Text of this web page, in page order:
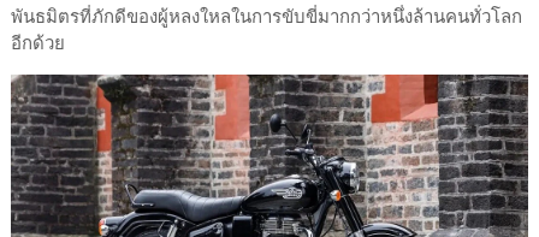
พันธมิตรที่ภักดีของผู้หลงใหลในการขับขี่มากกว่าหนึ่งล้านคนทั่วโลก
อีกด้วย